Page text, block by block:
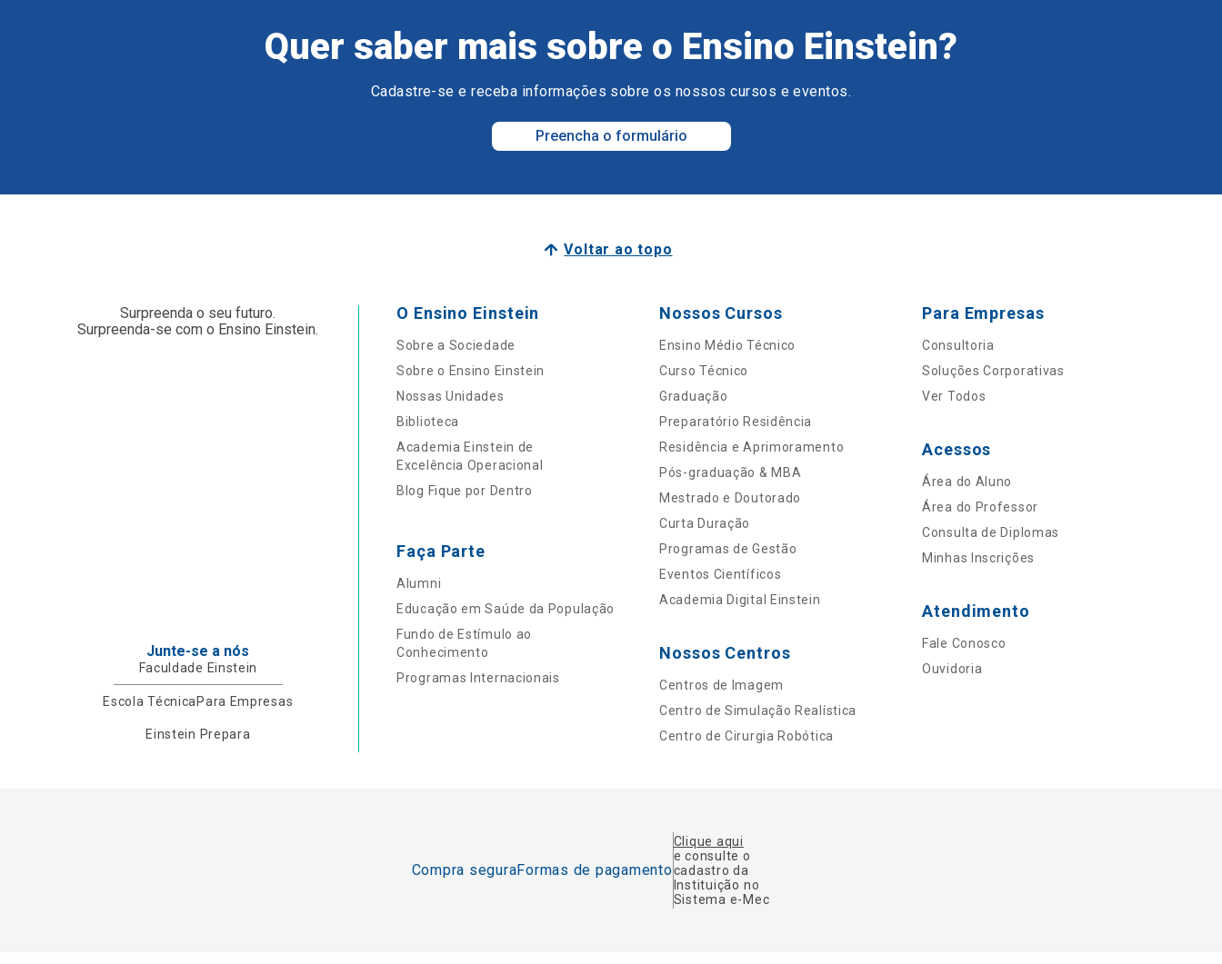
Quer saber mais sobre o Ensino Einstein?
Cadastre-se e receba informações sobre os nossos cursos e eventos.
Preencha o formulário
Voltar ao topo
Surpreenda o seu futuro.
Surpreenda-se com o Ensino Einstein.
Junte-se a nós
Faculdade Einstein
Escola Técnica Para Empresas
Einstein Prepara
O Ensino Einstein
Sobre a Sociedade
Sobre o Ensino Einstein
Nossas Unidades
Biblioteca
Academia Einstein de
Excelência Operacional
Blog Fique por Dentro
Faça Parte
Alumni
Educação em Saúde da População
Fundo de Estímulo ao
Conhecimento
Programas Internacionais
Nossos Cursos
Ensino Médio Técnico
Curso Técnico
Graduação
Preparatório Residência
Residência e Aprimoramento
Pós-graduação & MBA
Mestrado e Doutorado
Curta Duração
Programas de Gestão
Eventos Científicos
Academia Digital Einstein
Nossos Centros
Centros de Imagem
Centro de Simulação Realística
Centro de Cirurgia Robótica
Para Empresas
Consultoria
Soluções Corporativas
Ver Todos
Acessos
Área do Aluno
Área do Professor
Consulta de Diplomas
Minhas Inscrições
Atendimento
Fale Conosco
Ouvidoria
Compra seguraFormas de pagamento
Clique aqui
e consulte o
cadastro da
Instituição no
Sistema e-Mec